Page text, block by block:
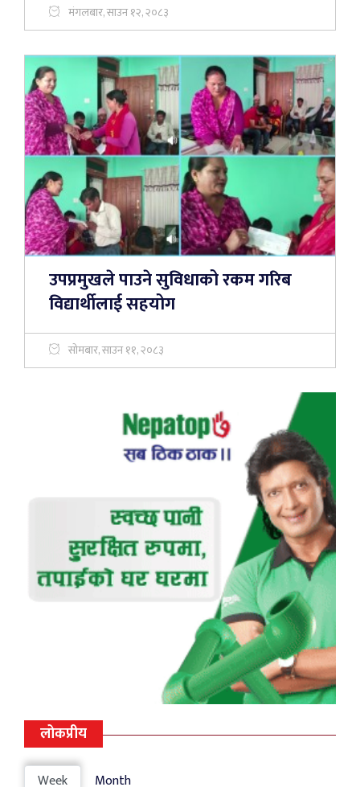
मंगलबार, साउन १२, २०८३
उपप्रमुखले पाउने सुविधाको रकम गरिब
विद्यार्थीलाई सहयोग
सोमबार, साउन ११, २०८३
लोकप्रीय
Week Month